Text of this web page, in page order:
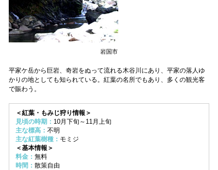
岩国市
平家ケ岳から巨岩、奇岩をぬって流れる木谷川にあり、平家の落人ゆ
かりの地としても知られている。紅葉の名所でもあり、多くの観光客
で賑わう。
＜紅葉・もみじ狩り情報＞
見頃の時期： 10月下旬～11月上旬
主な標高： 不明
主な紅葉樹種： モミジ
＜基本情報＞
料金： 無料
時間： 散策自由